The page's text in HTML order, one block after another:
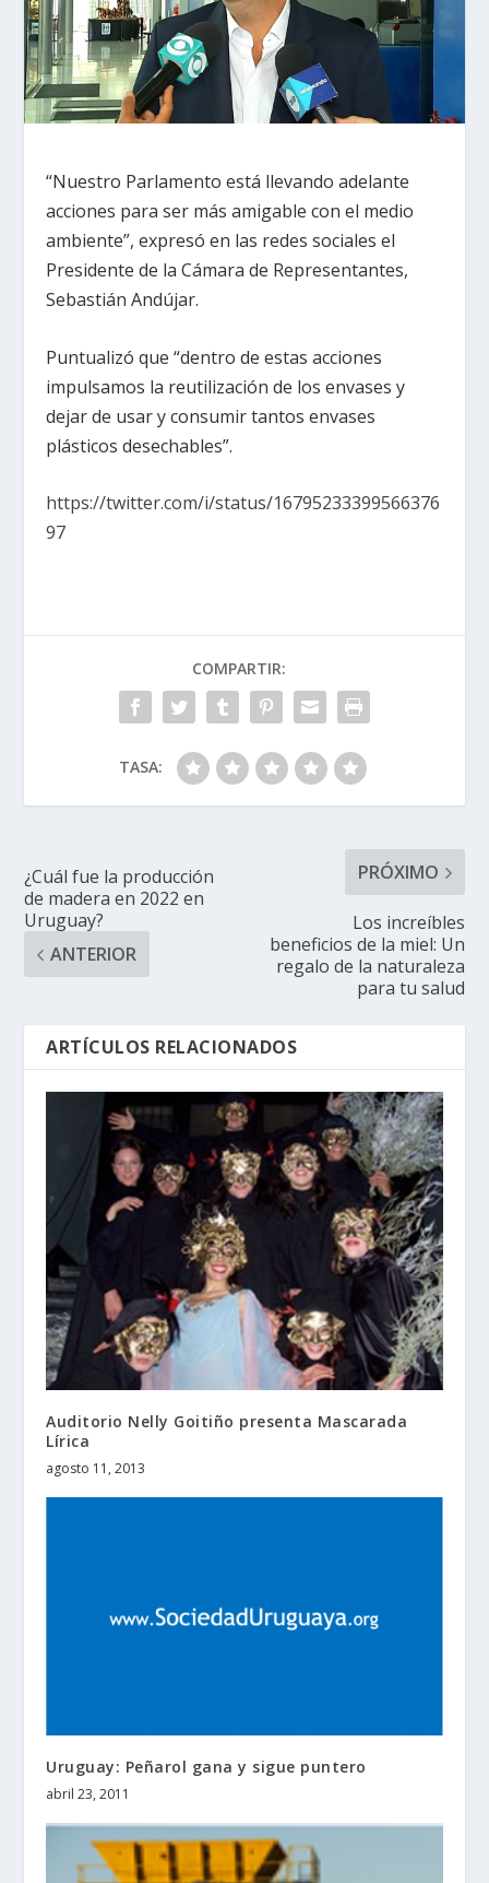
“Nuestro Parlamento está llevando adelante
acciones para ser más amigable con el medio
ambiente”, expresó en las redes sociales el
Presidente de la Cámara de Representantes,
Sebastián Andújar.
Puntualizó que “dentro de estas acciones
impulsamos la reutilización de los envases y
dejar de usar y consumir tantos envases
plásticos desechables”.
https://twitter.com/i/status/16795233399566376
97
COMPARTIR:
TASA:
¿Cuál fue la producción
de madera en 2022 en
Uruguay?
ANTERIOR
PRÓXIMO
Los increíbles
beneficios de la miel: Un
regalo de la naturaleza
para tu salud
ARTÍCULOS RELACIONADOS
Auditorio Nelly Goitiño presenta Mascarada
Lírica
agosto 11, 2013
Uruguay: Peñarol gana y sigue puntero
abril 23, 2011